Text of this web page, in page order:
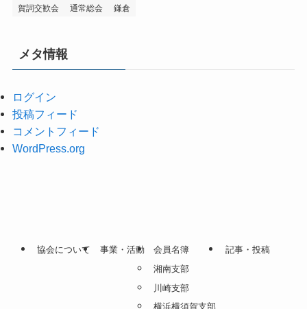
賀詞交歓会
通常総会 鎌倉
メタ情報
ログイン
投稿フィード
コメントフィード
WordPress.org
協会について 事業・活動
会員名簿
湘南支部
川崎支部
横浜横須賀支部
記事・投稿